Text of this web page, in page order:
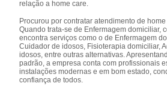
relação a home care.
Procurou por contratar atendimento de
Quando trata-se de Enfermagem domiciliar,
encontra serviços como o de Enfermagem
Cuidador de idosos, Fisioterapia domiciliar,
idosos, entre outras alternativas.
padrão, a empresa conta com profissionais
instalações modernas e em bom estado,
confiança de todos.